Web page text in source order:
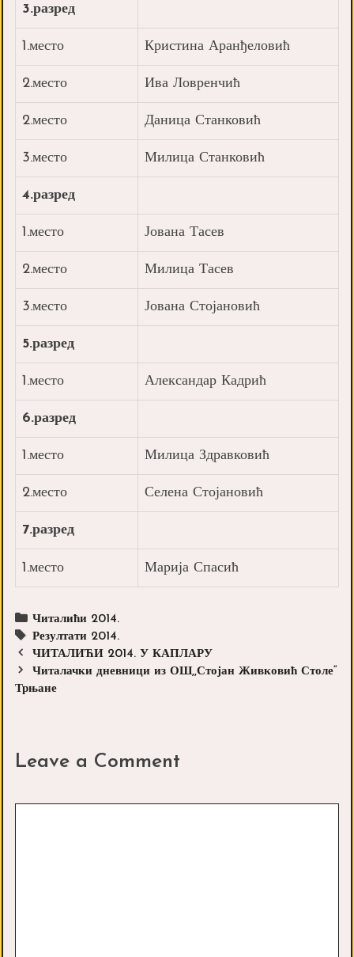
3.разред
1.место Кристина Аранђеловић
2.место Ива Ловренчић
2.место Даница Станковић
3.место Милица Станковић
4.разред
1.место Јована Тасев
2.место Милица Тасев
3.место Јована Стојановић
5.разред
1.место Александар Кадрић
6.разред
1.место Милица Здравковић
2.место Селена Стојановић
7.разред
1.место Марија Спасић
Categories
Читалићи 2014.
Tags
Резултати 2014.
Post
navigation
ЧИТАЛИЋИ 2014. У КАПЛАРУ
Читалачки дневници из ОШ,,Стојан Живковић Столе“
Трњане
Leave a Comment